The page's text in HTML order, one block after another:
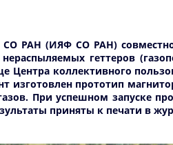
РАН (ИЯФ СО РАН)
геттеров
Центра коллективного
изготовлен прототип
При успешном запуске
приняты к печати в